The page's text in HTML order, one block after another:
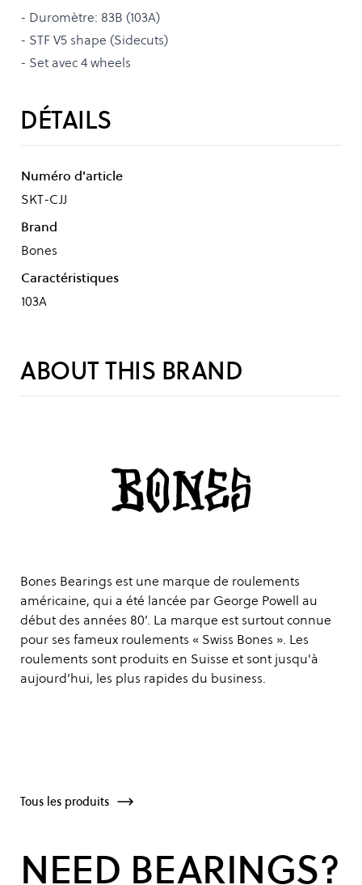
- Duromètre: 83B (103A)
- STF V5 shape (Sidecuts)
- Set avec 4 wheels
DÉTAILS
Numéro d'article
SKT-CJJ
Brand
Bones
Caractéristiques
103A
ABOUT THIS BRAND
Bones Bearings est une marque de roulements
américaine, qui a été lancée par George Powell au
début des années 80’. La marque est surtout connue
pour ses fameux roulements « Swiss Bones ». Les
roulements sont produits en Suisse et sont jusqu'à
aujourd’hui, les plus rapides du business.
Tous les produits
NEED BEARINGS?